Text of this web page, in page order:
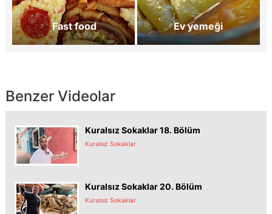
Fast food Ev yemeği
Benzer Videolar
Kuralsız Sokaklar 18. Bölüm
Kuralsız Sokaklar
Kuralsız Sokaklar 20. Bölüm
Kuralsız Sokaklar